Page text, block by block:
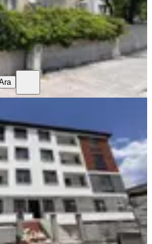
Cumhuriyet Mah.
Daire
Mahallesi
· 1. Kat 19.07.2026